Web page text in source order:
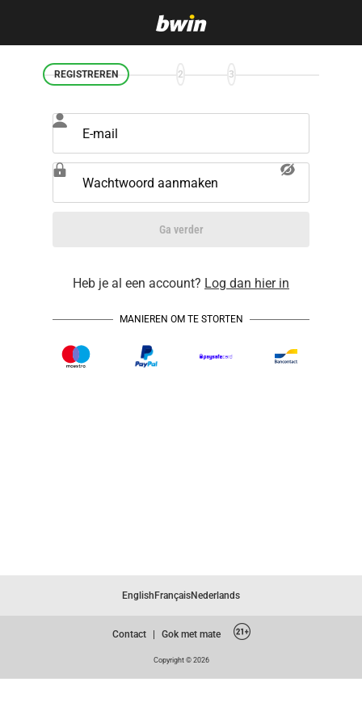
REGISTREREN 2 3
E-mail
Wachtwoord aanmaken
Ga verder
Heb je al een account? Log dan hier in
MANIEREN OM TE STORTEN
English FrançaisNederlands
Contact Gok met mate
Copyright © 2026